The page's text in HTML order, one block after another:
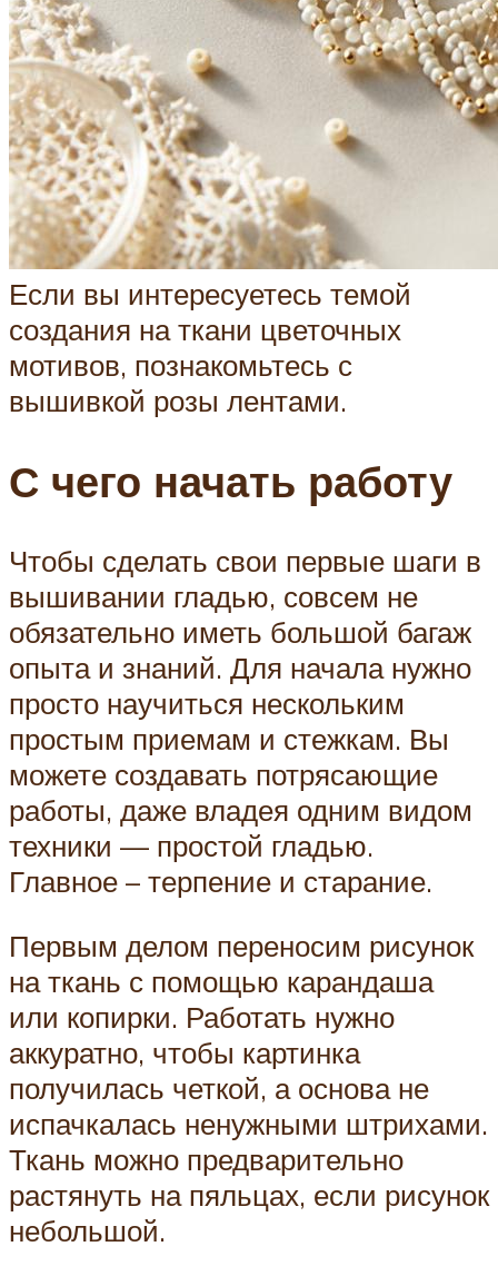
Если вы интересуетесь темой
создания на ткани цветочных
мотивов, познакомьтесь с
вышивкой розы лентами.
С чего начать работу
Чтобы сделать свои первые шаги в
вышивании гладью, совсем не
обязательно иметь большой багаж
опыта и знаний. Для начала нужно
просто научиться нескольким
простым приемам и стежкам. Вы
можете создавать потрясающие
работы, даже владея одним видом
техники — простой гладью.
Главное – терпение и старание.
Первым делом переносим рисунок
на ткань с помощью карандаша
или копирки. Работать нужно
аккуратно, чтобы картинка
получилась четкой, а основа не
испачкалась ненужными штрихами.
Ткань можно предварительно
растянуть на пяльцах, если рисунок
небольшой.